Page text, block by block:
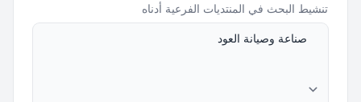
تنشيط البحث في المنتديات الفرعية أدناه